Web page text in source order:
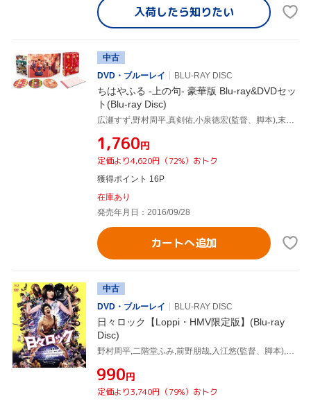
入荷したら知りたい
中古
DVD・ブルーレイ
BLU-RAY DISC
ちはやふる -上の句- 豪華版 Blu-ray&DVDセッ
ト(Blu-ray Disc)
広瀬すず,野村周平,真剣佑,小泉徳宏(監督、脚本),末次由紀(原作),横山克(音楽)
¥1,760円
定価より4,620円（72%）おトク
獲得ポイント 16P
在庫あり
発売年月日：2016/09/28
カートへ追加
中古
DVD・ブルーレイ
BLU-RAY DISC
日々ロック【Loppi・HMV限定版】(Blu-ray
Disc)
¥990円
定価より3,740円（79%）おトク